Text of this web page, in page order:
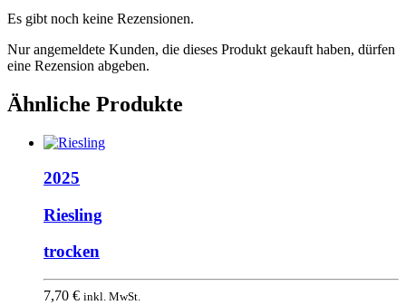
Es gibt noch keine Rezensionen.
Nur angemeldete Kunden, die dieses Produkt gekauft haben, dürfen
eine Rezension abgeben.
Ähnliche Produkte
2025
Riesling
trocken
7,70 € inkl. MwSt.